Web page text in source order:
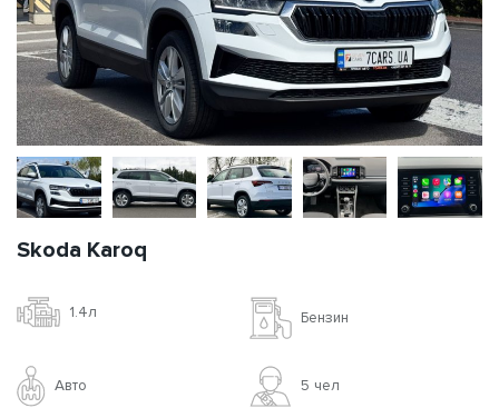
Skoda Karoq
1.4л Бензин
Авто 5 чел